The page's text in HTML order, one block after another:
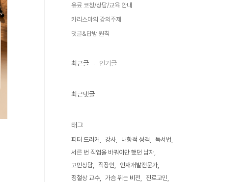
유료 코칭/상담/교육 안내
카리스마의 강의주제
댓글&답방 원칙
최근글 인기글
최근댓글
태그
피터 드러커 강사 내향적 성격
독서법
서른 번 직업을 바꿔야만 했던 남자
고민상담
직장인
인재개발전문가
정철상 교수
가슴 뛰는 비전
진로고민